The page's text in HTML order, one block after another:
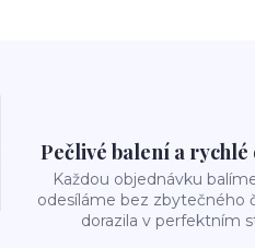
Pečlivé balení a rychlé
Každou objednávku
odesíláme bez zbytečného
dorazila v perfektním